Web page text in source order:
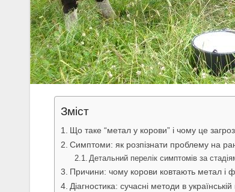
Зміст
Що таке “метал у корови” і чому це
Симптоми: як розпізнати проблему на
Детальний перелік симптомів за
Причини: чому корови ковтають метал і
Діагностика: сучасні методи в українській